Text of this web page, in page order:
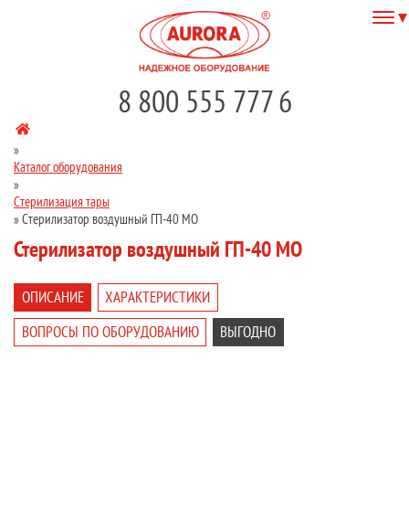
8 800 555 777 6
»
Каталог оборудования
»
Стерилизация тары
»Стерилизатор воздушный ГП-40 МО
Стерилизатор воздушный ГП-40 МО
ОПИСАНИЕ
ХАРАКТЕРИСТИКИ
ВОПРОСЫ ПО ОБОРУДОВАНИЮ
ВЫГОДНО